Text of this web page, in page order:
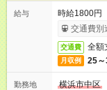
給与
時給1800円
交通費別
交通費 全額
月収例 25～
勤務地
横浜市中区